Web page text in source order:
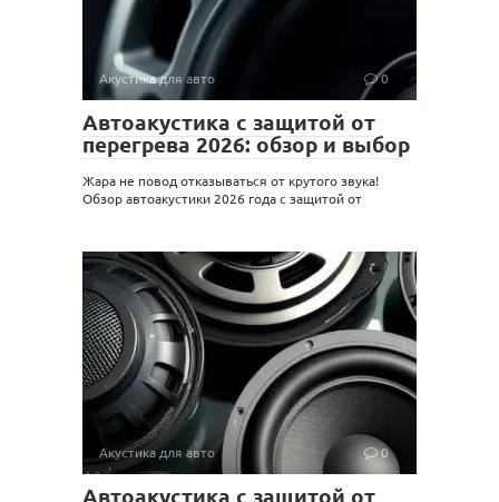
Акустика для авто 0
Автоакустика с защитой от
перегрева 2026: обзор и выбор
Жара не повод отказываться от крутого звука!
Обзор автоакустики 2026 года с защитой от
Акустика для авто 0
Автоакустика с защитой от